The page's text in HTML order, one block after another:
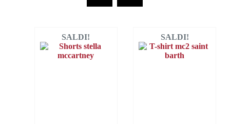
SALDI! SALDI!